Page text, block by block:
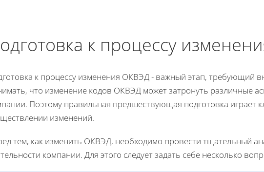
к процессу
к процессу изменения ОКВЭД - важный этап, требующий
что изменение кодов ОКВЭД может затронуть различные
Поэтому правильная предшествующая подготовка играет
изменений.
тем, как изменить ОКВЭД, необходимо провести тщательный
компании. Для этого следует задать себе несколько